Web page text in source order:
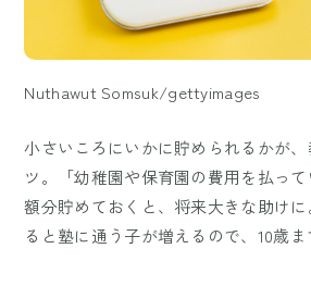
Nuthawut Somsuk/gettyimages
小さいころにいかに貯められるかが
ツ。「幼稚園や保育園の費用を払っ
額分貯めておくと、将来大きな助け
ると塾に通う子が増えるので、10歳ま